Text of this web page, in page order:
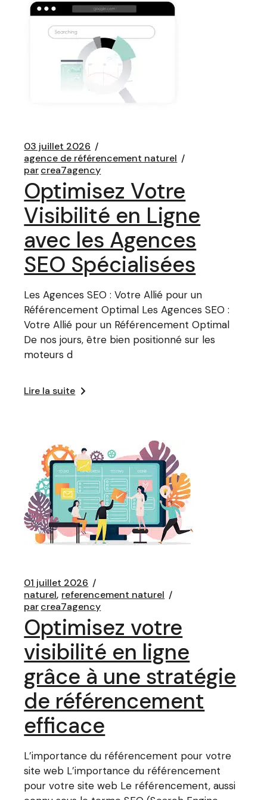
03 juillet 2026
agence de référencement naturel
parcrea7agency
Optimisez Votre
Visibilité en Ligne
avec les Agences
SEO Spécialisées
Les Agences SEO : Votre Allié pour un
Référencement Optimal Les Agences SEO :
Votre Allié pour un Référencement Optimal
De nos jours, être bien positionné sur les
moteurs d
Lire la suite
01 juillet 2026
naturel referencement naturel
parcrea7agency
Optimisez votre
visibilité en ligne
grâce à une stratégie
de référencement
efficace
L’importance du référencement pour votre
site web L’importance du référencement
pour votre site web Le référencement, aussi